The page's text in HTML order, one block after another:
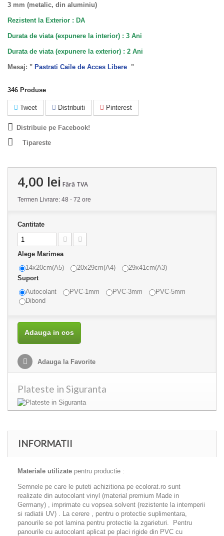
3 mm (metalic, din aluminiu)
Rezistent la Exterior : DA
Durata de viata (expunere la interior) : 3 Ani
Durata de viata (expunere la exterior) : 2 Ani
Mesaj: " Pastrati Caile de Acces Libere "
346 Produse
Tweet Distribuiti Pinterest
Distribuie pe Facebook!
Tipareste
4,00 lei Fără TVA
Termen Livrare: 48 - 72 ore
Cantitate
Alege Marimea
14x20cm(A5)
20x29cm(A4)
29x41cm(A3)
Suport
Autocolant
PVC-1mm PVC-3mm
PVC-5mm
Dibond
Adauga in cos
Adauga la Favorite
Plateste in Siguranta
INFORMATII
Materiale utilizate pentru productie :
Semnele pe care le puteti achizitiona pe ecolorat.ro sunt
realizate din autocolant vinyl (material premium Made in
Germany) , imprimate cu vopsea solvent (rezistente la intemperii
si radiatii UV) . La cerere , pentru o protectie suplimentara,
panourile se pot lamina pentru protectie la zgarieturi. Pentru
panourile cu autocolant aplicat pe placi rigide din PVC cu